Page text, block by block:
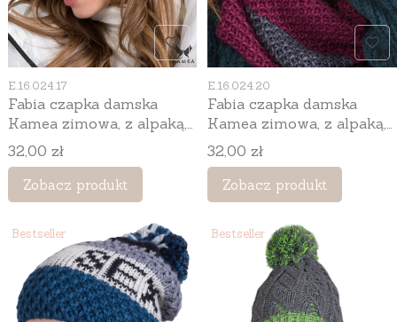
Kod produktu
E.16.024.17
Fabia czapka damska
Kamea zimowa, z alpaką,
moherem i wełną, rozmiar
uniwersalny 54–60 cm,
kolor niebieski
Cena
32,00 zł
Zobacz produkt
Kod produktu
E.16.024.20
Fabia czapka damska
Kamea zimowa, z alpaką,
moherem i wełną, rozmiar
uniwersalny 54–60 cm,
kolor fuksja
Cena
32,00 zł
Zobacz produkt
Bestseller Bestseller